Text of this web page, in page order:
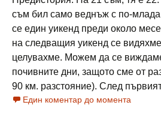
съм бил само веднъж с по-
се един уикенд преди около
на следващия уикенд се
целувахме. Можем да се
почивните дни, защото сме от
90 км. разстояние). След
Един коментар до момента